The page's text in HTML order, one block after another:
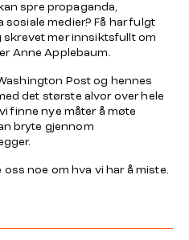
spre propaganda,
medier? Få har fulgt
mer innsiktsfullt om
Anne Applebaum.
Post og hennes
det største alvor over hele
finne nye måter å møte
bryte gjennom
noe om hva vi har å miste.